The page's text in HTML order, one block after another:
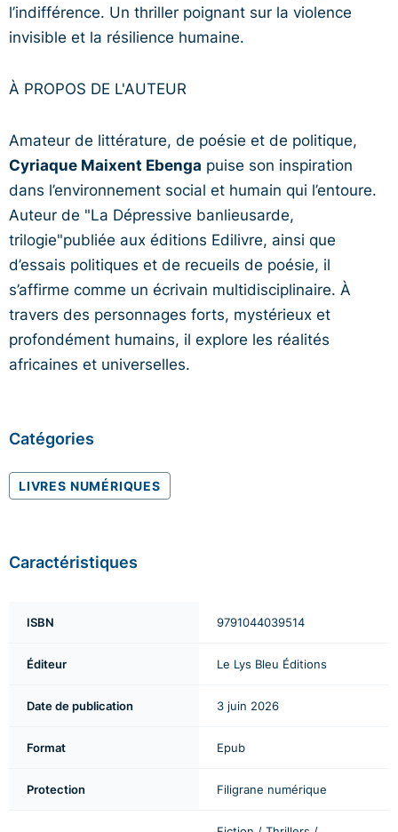
l’indifférence. Un thriller poignant sur la violence
invisible et la résilience humaine.
À PROPOS DE L'AUTEUR
Amateur de littérature, de poésie et de politique,
Cyriaque Maixent Ebenga puise son inspiration
dans l’environnement social et humain qui l’entoure.
Auteur de "La Dépressive banlieusarde,
trilogie"publiée aux éditions Edilivre, ainsi que
d’essais politiques et de recueils de poésie, il
s’affirme comme un écrivain multidisciplinaire. À
travers des personnages forts, mystérieux et
profondément humains, il explore les réalités
africaines et universelles.
Catégories
LIVRES NUMÉRIQUES
Caractéristiques
ISBN 9791044039514
Éditeur Le Lys Bleu Éditions
Date de publication 3 juin 2026
Format Epub
Protection Filigrane numérique